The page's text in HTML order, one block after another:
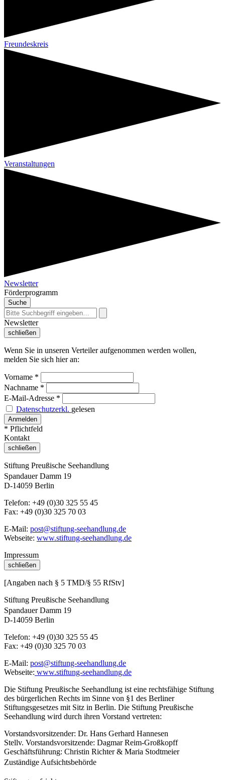
Freundeskreis
Veranstaltungen
Newsletter
Förderprogramm
Suche
Newsletter
schließen
Wenn Sie in unseren Verteiler aufgenommen werden wollen,
melden Sie sich hier an:
Vorname *
Nachname *
E-Mail-Adresse *
Datenschutzerkl. gelesen
* Pflichtfeld
Kontakt
schließen
Stiftung Preußische Seehandlung
Spandauer Damm 19
D-14059 Berlin
Telefon: +49 (0)30 325 55 45
Fax: +49 (0)30 325 70 03
E-Mail: post@stiftung-seehandlung.de
Webseite: www.stiftung-seehandlung.de
Impressum
schließen
[Angaben nach § 5 TMD/§ 55 RfStv]
Stiftung Preußische Seehandlung
Spandauer Damm 19
D-14059 Berlin
Telefon: +49 (0)30 325 55 45
Fax: +49 (0)30 325 70 03
E-Mail: post@stiftung-seehandlung.de
Webseite: www.stiftung-seehandlung.de
Die Stiftung Preußische Seehandlung ist eine rechtsfähige Stiftung
des bürgerlichen Rechts im Sinne von §1 des Berliner
Stiftungsgesetzes mit Sitz in Berlin. Die Stiftung Preußische
Seehandlung wird durch ihren Vorstand vertreten:
Vorstandsvorsitzender: Dr. Hans Gerhard Hannesen
Stellv. Vorstandsvorsitzende: Dagmar Reim-Großkopff
Geschäftsführung: Christin Richter & Maria Stodtmeier
Zuständige Aufsichtsbehörde